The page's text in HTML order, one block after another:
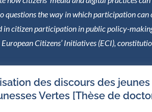
questions the way in which participation can
in citizen participation in public policy-
Citizens’ Initiatives (ECI),
des discours des jeunes
Vertes [Thèse de